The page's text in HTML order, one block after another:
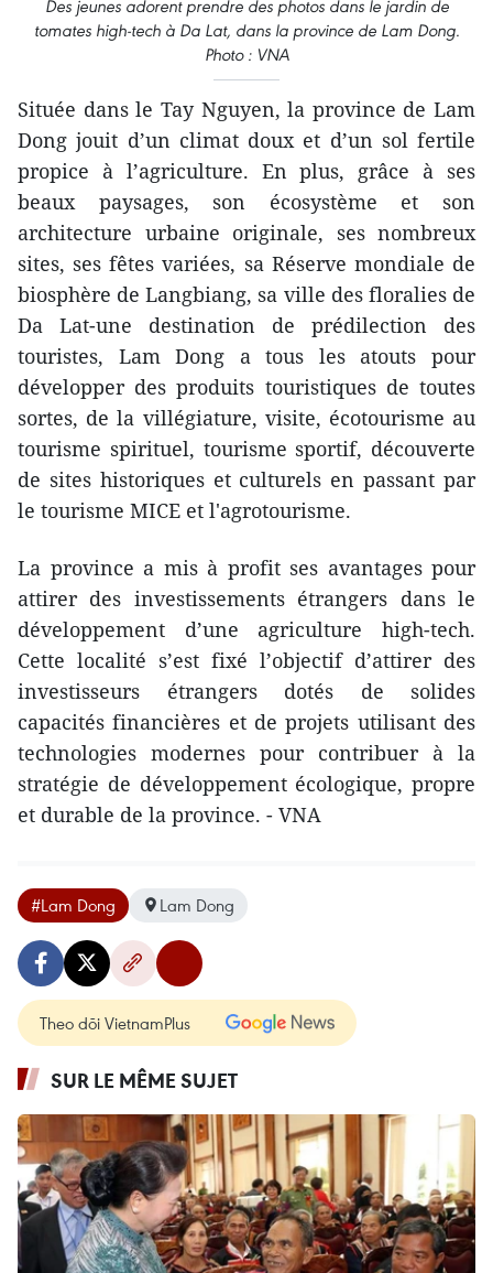
Des jeunes adorent prendre des photos dans le jardin de
tomates high-tech à Da Lat, dans la province de Lam Dong.
Photo : VNA
Située dans le Tay Nguyen, la province de Lam
Dong jouit d’un climat doux et d’un sol fertile
propice à l’agriculture. En plus, grâce à ses
beaux paysages, son écosystème et son
architecture urbaine originale, ses nombreux
sites, ses fêtes variées, sa Réserve mondiale de
biosphère de Langbiang, sa ville des floralies de
Da Lat-une destination de prédilection des
touristes, Lam Dong a tous les atouts pour
développer des produits touristiques de toutes
sortes, de la villégiature, visite, écotourisme au
tourisme spirituel, tourisme sportif, découverte
de sites historiques et culturels en passant par
le tourisme MICE et l'agrotourisme.
La province a mis à profit ses avantages pour
attirer des investissements étrangers dans le
développement d’une agriculture high-tech.
Cette localité s’est fixé l’objectif d’attirer des
investisseurs étrangers dotés de solides
capacités financières et de projets utilisant des
technologies modernes pour contribuer à la
stratégie de développement écologique, propre
et durable de la province. - VNA
#Lam Dong Lam Dong
Theo dõi VietnamPlus
SUR LE MÊME SUJET